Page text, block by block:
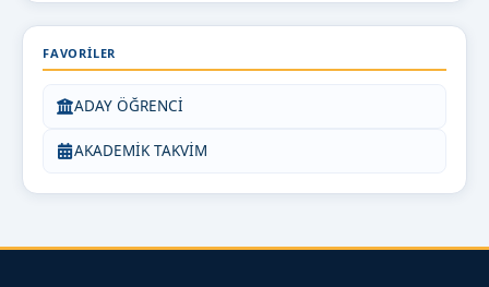
FAVORILER
ADAY ÖĞRENCİ
AKADEMİK TAKVİM